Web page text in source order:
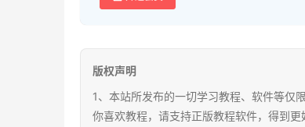
版权声明
1、本站所发布的一切学习教程、软件等仅
你喜欢教程，请支持正版教程软件，得到